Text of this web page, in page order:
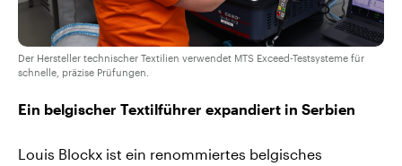
Der Hersteller technischer Textilien verwendet MTS Exceed-Testsysteme für
schnelle, präzise Prüfungen.
Ein belgischer Textilführer expandiert in Serbien
Louis Blockx ist ein renommiertes belgisches